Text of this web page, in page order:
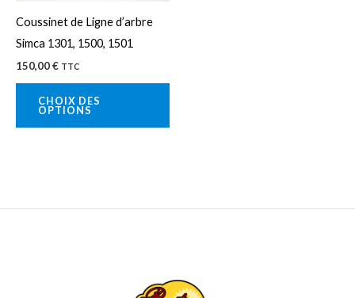
Coussinet de Ligne d’arbre
Simca 1301, 1500, 1501
150,00€ TTC
CHOIX DES
OPTIONS